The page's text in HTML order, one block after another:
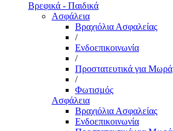
Βρεφικά - Παιδικά
Ασφάλεια
Βραχιόλια Ασφαλείας
/
Ενδοεπικοινωνία
/
Προστατευτικά για Μωρά
/
Φωτισμός
Ασφάλεια
Βραχιόλια Ασφαλείας
Ενδοεπικοινωνία